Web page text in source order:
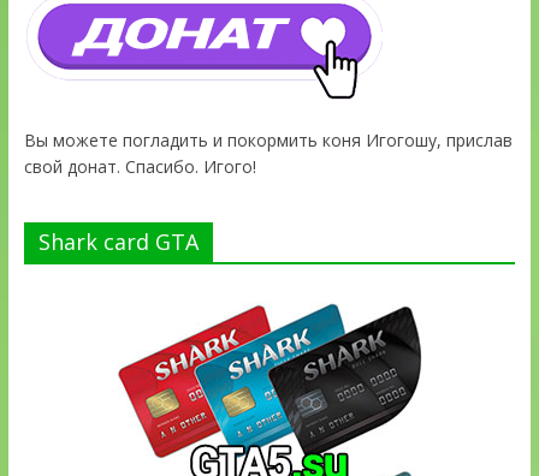
Вы можете погладить и покормить коня Игогошу, прислав
свой донат. Спасибо. Игого!
Shark card GTA